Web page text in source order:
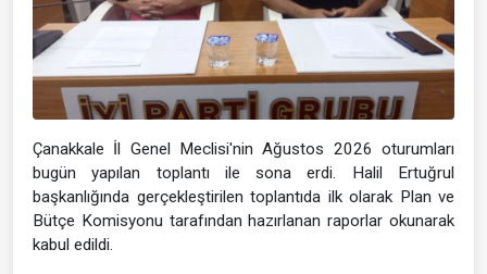
Çanakkale İl Genel Meclisi'nin Ağustos 2026 oturumları
bugün yapılan toplantı ile sona erdi. Halil Ertuğrul
başkanlığında gerçekleştirilen toplantıda ilk olarak Plan ve
Bütçe Komisyonu tarafından hazırlanan raporlar okunarak
kabul edildi.